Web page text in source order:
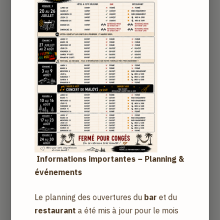
Informations importantes – Planning &
événements
Le planning des ouvertures du bar et du
restaurant a été mis à jour pour le mois
Européenne ou un pays considéré adéquat,
soit aux Etats-Unis, via un prestataire adhérant
au mécanisme Privacy Shield.
Comment sécurisez-vous mes données ?
L'Auberge d'Anglefortet ses prestataires
techniques accordent une importance primordiale à
la protection de vos données personnelles.
Le site utilise la technologie SSL (Secure Sockets
Layer Software) qui crypte les informations que vous
entrez avant qu’elles ne nous soient envoyées. Nous
avons mis en place des mesures de sécurité
la collecte, la conservation et la communication de